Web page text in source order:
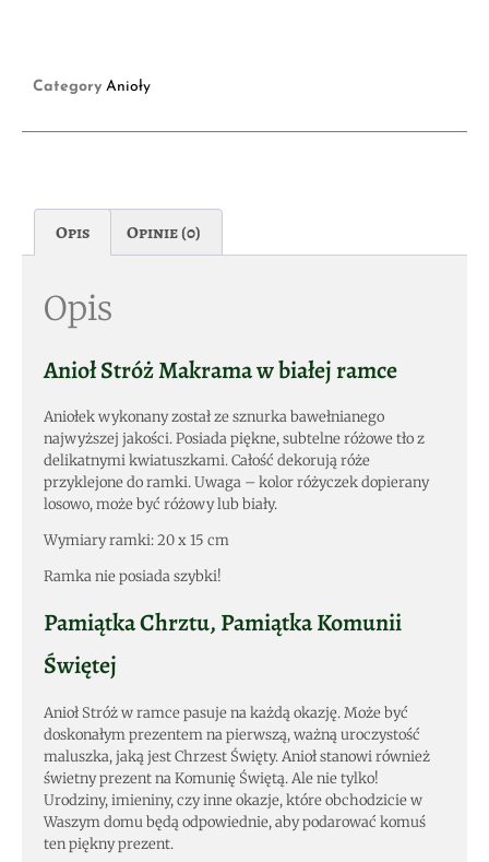
Category Anioły
Opis Opinie (0)
Opis
Anioł Stróż Makrama w białej ramce
Aniołek wykonany został ze sznurka bawełnianego
najwyższej jakości. Posiada piękne, subtelne różowe tło z
delikatnymi kwiatuszkami. Całość dekorują róże
przyklejone do ramki. Uwaga – kolor różyczek dopierany
losowo, może być różowy lub biały.
Wymiary ramki: 20 x 15 cm
Ramka nie posiada szybki!
Pamiątka Chrztu, Pamiątka Komunii
Świętej
Anioł Stróż w ramce pasuje na każdą okazję. Może być
doskonałym prezentem na pierwszą, ważną uroczystość
maluszka, jaką jest Chrzest Święty. Anioł stanowi również
świetny prezent na Komunię Świętą. Ale nie tylko!
Urodziny, imieniny, czy inne okazje, które obchodzicie w
Waszym domu będą odpowiednie, aby podarować komuś
ten piękny prezent.